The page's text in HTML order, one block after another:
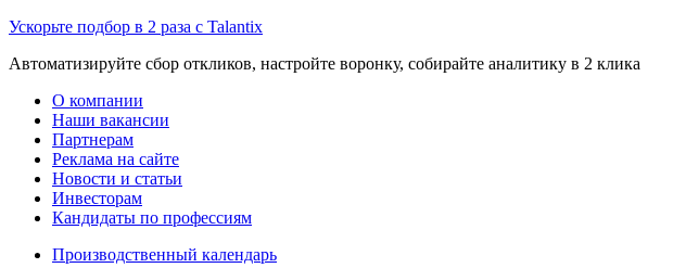
Ускорьте подбор в 2 раза с Talantix
Автоматизируйте сбор откликов, настройте воронку, собирайте аналитику в 2 клика
О компании
Наши вакансии
Партнерам
Реклама на сайте
Новости и статьи
Инвесторам
Кандидаты по профессиям
Производственный календарь